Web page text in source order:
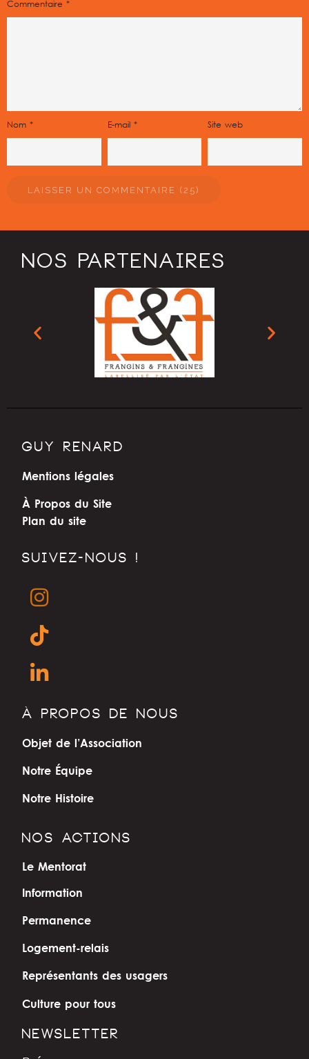
Commentaire *
Nom * E-mail * Site web
NOS PARTENAIRES
GUY RENARD
Mentions légales
À Propos du Site
Plan du site
SUIVEZ-NOUS !
À PROPOS DE NOUS
Objet de l’Association
Notre Équipe
Notre Histoire
NOS ACTIONS
Le Mentorat
Information
Permanence
Logement-relais
Représentants des usagers
Culture pour tous
NEWSLETTER